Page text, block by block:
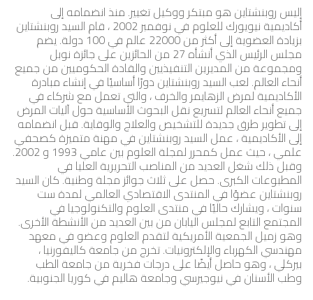
إليس روبنشتاين هو مبتكر ووكيل تغيير. منذ انضمامه إلى
أكاديمية نيويورك للعلوم في نوفمبر 2002 ، قام السيد روبنشتاين
بزيادة العضوية إلى أكثر من 22000 عالم في 100 دولة. يضم
مجلس الرئيس الذي أنشأه 27 من الحائزين على جائزة نوبل
ومجموعة من المديرين التنفيذيين والقادة الحكوميين من جميع
أنحاء العالم. لعب السيد روبنشتاين دورًا أساسيًا في إنشاء مبادرة
الأكاديمية لمرض الزهايمر والخرف ، والتي تعمل مع شركاء في
جميع أنحاء العالم لتسريع نقل البحوث الأساسية حول آليات المرض
إلى تطوير طرق جديدة للتشخيص والعلاج والوقاية. قبل انضمامه
إلى الأكاديمية ، عمل السيد روبنشتاين في مهنة متميزة كصحفي
علمي ، حيث عمل كمحرر لمجلة العلوم بين عامي 1993 و 2002.
وقبل ذلك شغل العديد من المناصب التحريرية العليا في
المطبوعات الكبرى. حصل على ثلاث جوائز مجلة وطنية. كان السيد
روبنشتاين عضوًا في المنتدى الاقتصادي العالمي لمدة ست
سنوات ، ويشارك حاليًا في منتدى العلوم والتكنولوجيا في
المجتمع التابع لمجلس اليابان من بين العديد من الأنشطة الأخرى.
وهو زميل الجمعية الأمريكية لتقدم العلوم وعضو في معهد
مهندسي الكهرباء والإلكترونيات. تخرج من جامعة كاليفورنيا ،
بيركلي ، وهو حاصل أيضًا على درجات فخرية من جامعة الطب
وطب الأسنان في نيوجيرسي وجامعة هاليم في كوريا الجنوبية.